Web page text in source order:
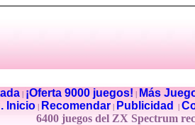
| ¡Oferta 9000 juegos! Más
Inicio Recomendar Publicidad
6400 juegos del ZX Spectrum